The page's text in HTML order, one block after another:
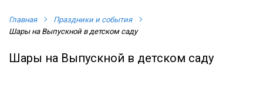
Главная
Праздники и события
Шары на Выпускной в детском саду
Шары на Выпускной в детском саду